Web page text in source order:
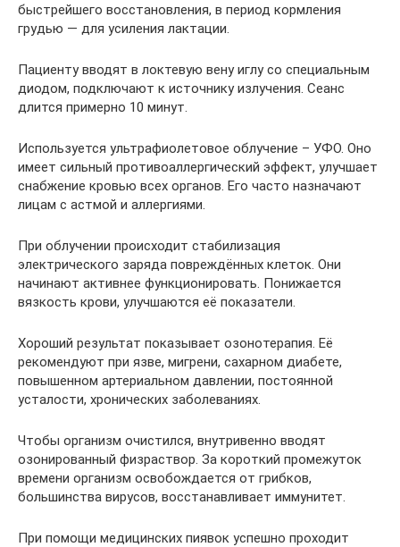
быстрейшего восстановления, в период кормления
грудью — для усиления лактации.
Пациенту вводят в локтевую вену иглу со специальным
диодом, подключают к источнику излучения. Сеанс
длится примерно 10 минут.
Используется ультрафиолетовое облучение – УФО. Оно
имеет сильный противоаллергический эффект, улучшает
снабжение кровью всех органов. Его часто назначают
лицам с астмой и аллергиями.
При облучении происходит стабилизация
электрического заряда повреждённых клеток. Они
начинают активнее функционировать. Понижается
вязкость крови, улучшаются её показатели.
Хороший результат показывает озонотерапия. Её
рекомендуют при язве, мигрени, сахарном диабете,
повышенном артериальном давлении, постоянной
усталости, хронических заболеваниях.
Чтобы организм очистился, внутривенно вводят
озонированный физраствор. За короткий промежуток
времени организм освобождается от грибков,
большинства вирусов, восстанавливает иммунитет.
При помощи медицинских пиявок успешно проходит